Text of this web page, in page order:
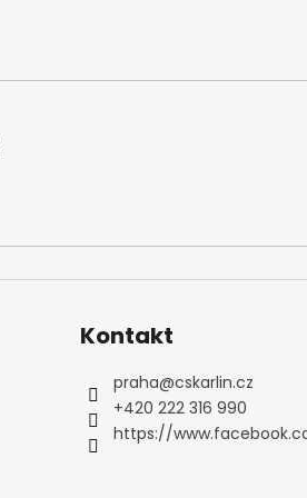
i
u
Kontakt
praha@cskarlin.cz
+420 222 316 990
https://